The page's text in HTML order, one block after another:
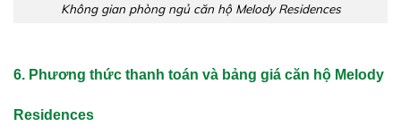
Không gian phòng ngủ căn hộ Melody Residences
6. Phương thức thanh toán và bảng giá căn hộ Melody
Residences